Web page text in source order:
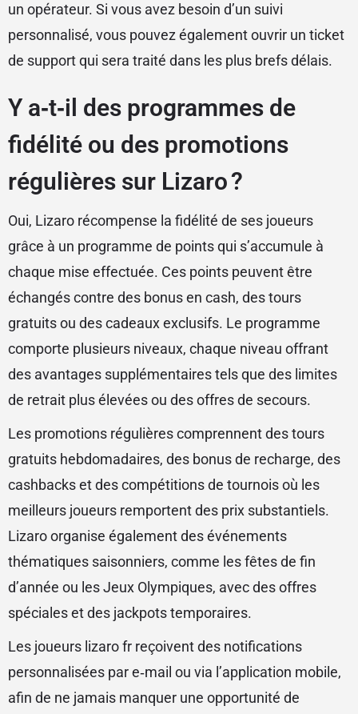
un opérateur. Si vous avez besoin d’un suivi
personnalisé, vous pouvez également ouvrir un ticket
de support qui sera traité dans les plus brefs délais.
Y a‑t‑il des programmes de
fidélité ou des promotions
régulières sur Lizaro ?
Oui, Lizaro récompense la fidélité de ses joueurs
grâce à un programme de points qui s’accumule à
chaque mise effectuée. Ces points peuvent être
échangés contre des bonus en cash, des tours
gratuits ou des cadeaux exclusifs. Le programme
comporte plusieurs niveaux, chaque niveau offrant
des avantages supplémentaires tels que des limites
de retrait plus élevées ou des offres de secours.
Les promotions régulières comprennent des tours
gratuits hebdomadaires, des bonus de recharge, des
cashbacks et des compétitions de tournois où les
meilleurs joueurs remportent des prix substantiels.
Lizaro organise également des événements
thématiques saisonniers, comme les fêtes de fin
d’année ou les Jeux Olympiques, avec des offres
spéciales et des jackpots temporaires.
Les joueurs lizaro fr reçoivent des notifications
personnalisées par e‑mail ou via l’application mobile,
afin de ne jamais manquer une opportunité de